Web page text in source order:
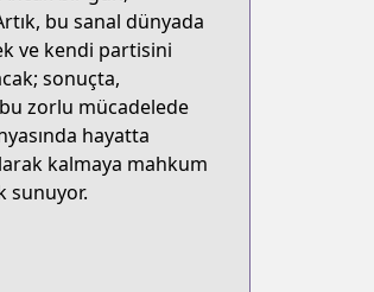
bu sanal dünyada
ve kendi partisini
sonuçta,
zorlu mücadelede
hayatta
kalmaya mahkum
sunuyor.